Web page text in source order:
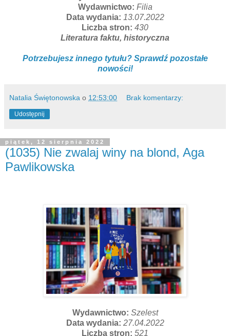
Wydawnictwo: Filia
Data wydania: 13.07.2022
Liczba stron: 430
Literatura faktu, historyczna
Potrzebujesz innego tytułu? Sprawdź pozostałe
nowości!
Natalia Świętonowska o 12:53:00 Brak komentarzy:
Udostępnij
piątek, 12 sierpnia 2022
(1035) Nie zwalaj winy na blond, Aga
Pawlikowska
Wydawnictwo: Szelest
Data wydania: 27.04.2022
Liczba stron: 521